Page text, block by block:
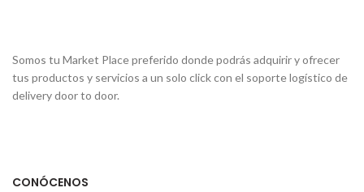
Somos tu Market Place preferido donde podrás adquirir y ofrecer
tus productos y servicios a un solo click con el soporte logístico de
delivery door to door.
CONÓCENOS